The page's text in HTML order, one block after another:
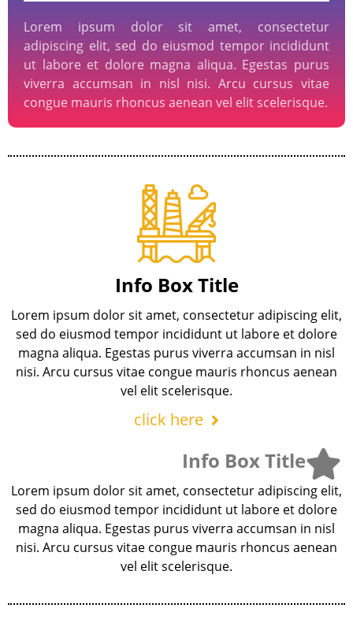
Lorem ipsum dolor sit amet, consectetur
adipiscing elit, sed do eiusmod tempor incididunt
ut labore et dolore magna aliqua. Egestas purus
viverra accumsan in nisl nisi. Arcu cursus vitae
congue mauris rhoncus aenean vel elit scelerisque.
Info Box Title
Lorem ipsum dolor sit amet, consectetur adipiscing elit,
sed do eiusmod tempor incididunt ut labore et dolore
magna aliqua. Egestas purus viverra accumsan in nisl
nisi. Arcu cursus vitae congue mauris rhoncus aenean
vel elit scelerisque.
click here
Info Box Title
Lorem ipsum dolor sit amet, consectetur adipiscing elit,
sed do eiusmod tempor incididunt ut labore et dolore
magna aliqua. Egestas purus viverra accumsan in nisl
nisi. Arcu cursus vitae congue mauris rhoncus aenean
vel elit scelerisque.